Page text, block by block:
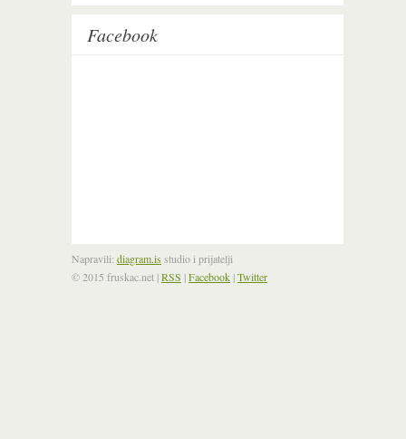
Facebook
Napravili: diagram.is studio i prijatelji
© 2015 fruskac.net |RSS |Facebook |Twitter